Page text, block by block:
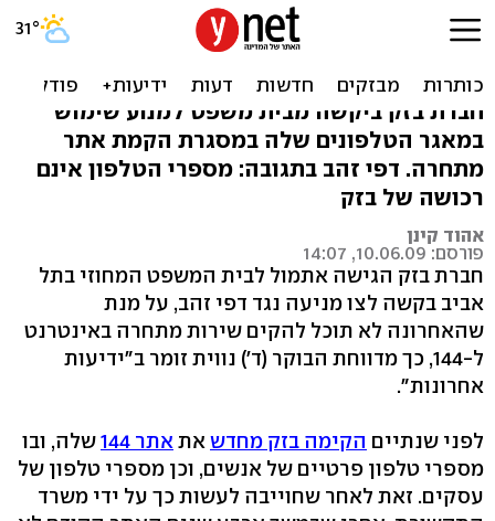
בזק: דפי זהב העתיקה מאיתנו
מספרי טלפון
חברת בזק ביקשה מבית משפט למנוע שימוש
במאגר הטלפונים שלה במסגרת הקמת אתר
מתחרה. דפי זהב בתגובה: מספרי הטלפון אינם
רכושה של בזק
אהוד קינן
פורסם: 10.06.09, 14:07
חברת בזק הגישה אתמול לבית המשפט המחוזי בתל
אביב בקשה לצו מניעה נגד דפי זהב, על מנת
שהאחרונה לא תוכל להקים שירות מתחרה באינטרנט
ל-144, כך מדווחת הבוקר (ד') נווית זומר ב"ידיעות
אחרונות".
לפני שנתיים הקימה בזק מחדשאתאתר 144
שלה, ובו
מספרי טלפון פרטיים של אנשים, וכן מספרי טלפון של
עסקים. זאת לאחר שחוייבה לעשות כך על ידי משרד